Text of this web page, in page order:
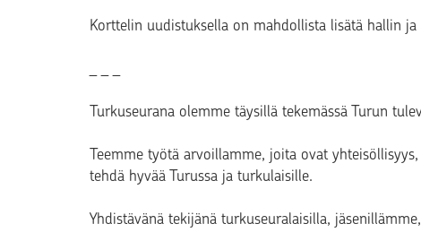
Korttelin uudistuksella on mahdollista lisätä hallin
Turkuseurana olemme täysillä tekemässä Turun
Teemme työtä arvoillamme, joita ovat
tehdä hyvää Turussa ja turkulaisille.
Yhdistävänä tekijänä turkuseuralaisilla,